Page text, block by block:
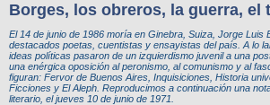
Borges, los obreros, la guerra, el
El 14 de junio de 1986 moría en Ginebra, Suiza, Jorge Luis
destacados poetas, cuentistas y ensayistas del país. A lo
ideas políticas pasaron de un izquierdismo juvenil a una
una enérgica oposición al peronismo, al comunismo y al
figuran: Fervor de Buenos Aires, Inquisiciones, Historia
Ficciones y El Aleph. Reproducimos a continuación una
literario, el jueves 10 de junio de 1971.